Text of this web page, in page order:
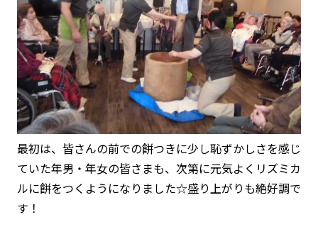
最初は、皆さんの前での餅つきに少し恥ずかしさを感じ
ていた年男・年女の皆さまも、次第に元気よくリズミカ
ルに餅をつくようになりました☆盛り上がりも絶好調で
す！